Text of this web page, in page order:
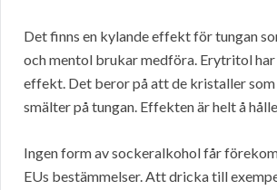
Det finns en kylande effekt för tungan
och mentol brukar medföra. Erytritol har
effekt. Det beror på att de kristaller
smälter på tungan. Effekten är helt å
Ingen form av sockeralkohol får
EUs bestämmelser. Att dricka till